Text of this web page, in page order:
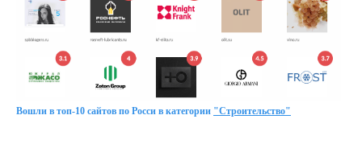
Вошли в топ-10 сайтов по Росси в категории "Строительство"